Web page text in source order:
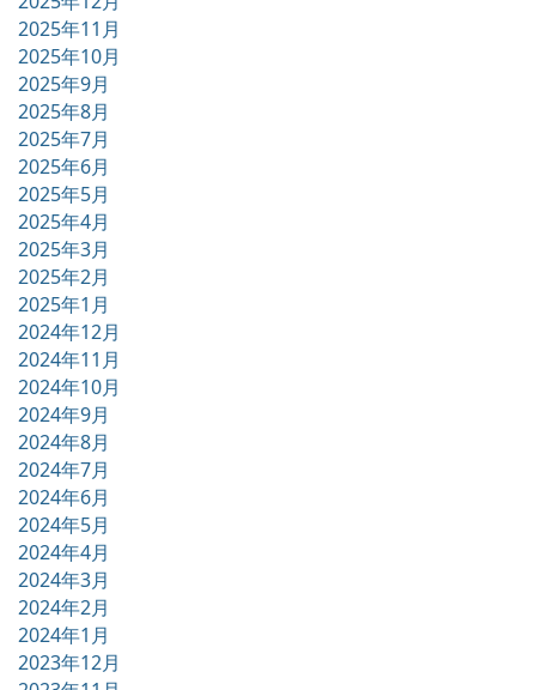
2025年11月
2025年10月
2025年9月
2025年8月
2025年7月
2025年6月
2025年5月
2025年4月
2025年3月
2025年2月
2025年1月
2024年12月
2024年11月
2024年10月
2024年9月
2024年8月
2024年7月
2024年6月
2024年5月
2024年4月
2024年3月
2024年2月
2024年1月
2023年12月